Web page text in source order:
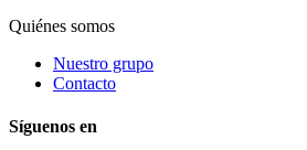
Quiénes somos
Nuestro grupo
Contacto
Síguenos en